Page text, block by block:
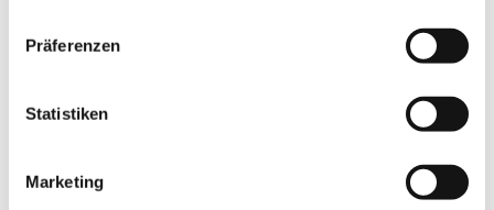
Präferenzen
Statistiken
Marketing